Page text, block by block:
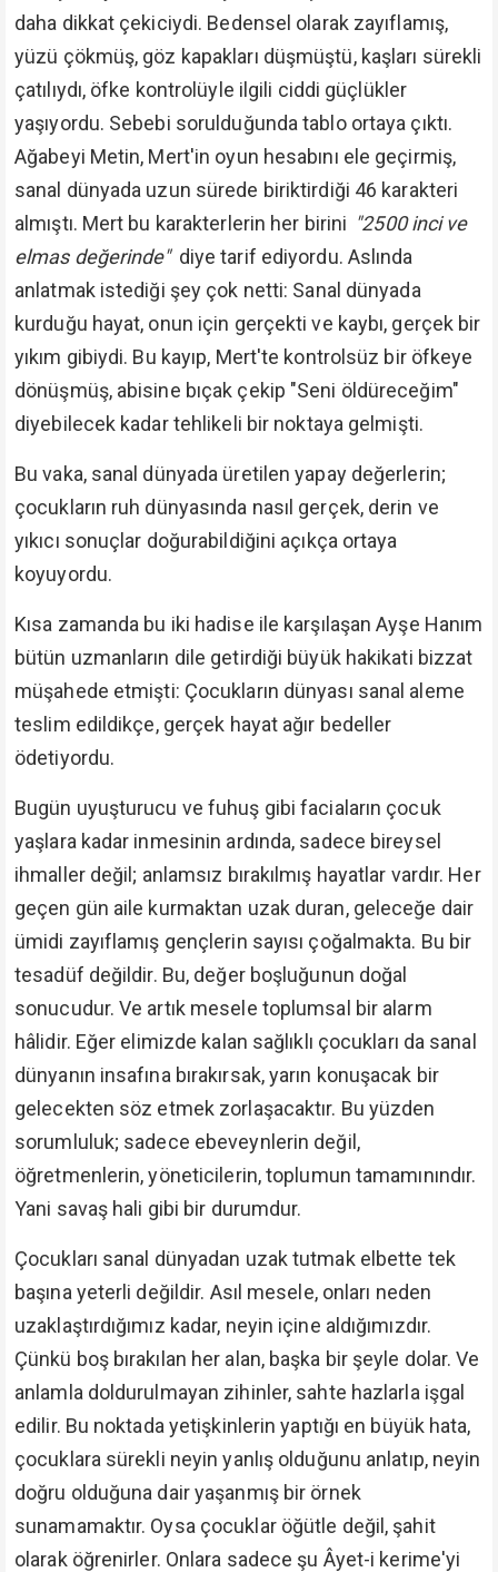
daha dikkat çekiciydi. Bedensel olarak zayıflamış,
yüzü çökmüş, göz kapakları düşmüştü, kaşları sürekli
çatılıydı, öfke kontrolüyle ilgili ciddi güçlükler
yaşıyordu. Sebebi sorulduğunda tablo ortaya çıktı.
Ağabeyi Metin, Mert'in oyun hesabını ele geçirmiş,
sanal dünyada uzun sürede biriktirdiği 46 karakteri
almıştı. Mert bu karakterlerin her birini "2500 inci ve
elmas değerinde" diye tarif ediyordu. Aslında
anlatmak istediği şey çok netti: Sanal dünyada
kurduğu hayat, onun için gerçekti ve kaybı, gerçek bir
yıkım gibiydi. Bu kayıp, Mert'te kontrolsüz bir öfkeye
dönüşmüş, abisine bıçak çekip "Seni öldüreceğim"
diyebilecek kadar tehlikeli bir noktaya gelmişti.
Bu vaka, sanal dünyada üretilen yapay değerlerin;
çocukların ruh dünyasında nasıl gerçek, derin ve
yıkıcı sonuçlar doğurabildiğini açıkça ortaya
koyuyordu.
Kısa zamanda bu iki hadise ile karşılaşan Ayşe Hanım
bütün uzmanların dile getirdiği büyük hakikati bizzat
müşahede etmişti: Çocukların dünyası sanal aleme
teslim edildikçe, gerçek hayat ağır bedeller
ödetiyordu.
Bugün uyuşturucu ve fuhuş gibi faciaların çocuk
yaşlara kadar inmesinin ardında, sadece bireysel
ihmaller değil; anlamsız bırakılmış hayatlar vardır. Her
geçen gün aile kurmaktan uzak duran, geleceğe dair
ümidi zayıflamış gençlerin sayısı çoğalmakta. Bu bir
tesadüf değildir. Bu, değer boşluğunun doğal
sonucudur. Ve artık mesele toplumsal bir alarm
hâlidir. Eğer elimizde kalan sağlıklı çocukları da sanal
dünyanın insafına bırakırsak, yarın konuşacak bir
gelecekten söz etmek zorlaşacaktır. Bu yüzden
sorumluluk; sadece ebeveynlerin değil,
öğretmenlerin, yöneticilerin, toplumun tamamınındır.
Yani savaş hali gibi bir durumdur.
Çocukları sanal dünyadan uzak tutmak elbette tek
başına yeterli değildir. Asıl mesele, onları neden
uzaklaştırdığımız kadar, neyin içine aldığımızdır.
Çünkü boş bırakılan her alan, başka bir şeyle dolar. Ve
anlamla doldurulmayan zihinler, sahte hazlarla işgal
edilir. Bu noktada yetişkinlerin yaptığı en büyük hata,
çocuklara sürekli neyin yanlış olduğunu anlatıp, neyin
doğru olduğuna dair yaşanmış bir örnek
sunamamaktır. Oysa çocuklar öğütle değil, şahit
olarak öğrenirler. Onlara sadece şu Âyet-i kerime'yi